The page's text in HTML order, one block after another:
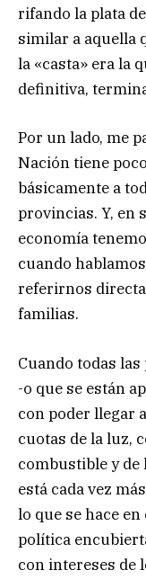
rifando la plata
similar a aquella
la «casta» era la
definitiva,
Por un lado, me
Nación tiene
básicamente a
provincias. Y, en
economía
cuando
referirnos
familias.
Cuando todas
-o que se están
con poder llegar
cuotas de la luz,
combustible y de
está cada vez
lo que se hace
política
con intereses de